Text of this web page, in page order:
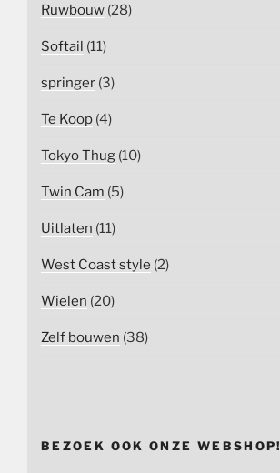
Ruwbouw (28)
Softail (11)
springer (3)
Te Koop (4)
Tokyo Thug (10)
Twin Cam (5)
Uitlaten (11)
West Coast style (2)
Wielen (20)
Zelf bouwen (38)
BEZOEK OOK ONZE WEBSHOP!